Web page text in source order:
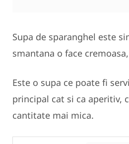
Supa de sparanghel este
smantana o face
Este o supa ce poate fi
principal cat si ca aperitiv,
cantitate mai mica.